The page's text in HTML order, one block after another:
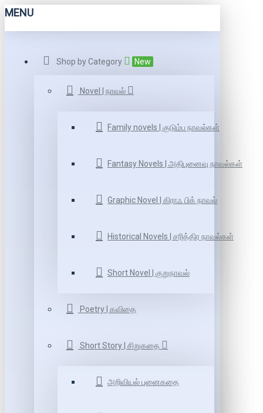
MENU
Shop by Category New
Novel | நாவல்
Family novels | குடும்ப நாவல்கள்
Fantasy Novels | அதிபுனைவு நாவல்கள்
Graphic Novel | கிராஃ பிக் நாவல்
Historical Novels | சரித்திர நாவல்கள்
Short Novel | குறுநாவல்
Poetry | கவிதை
Short Story | சிறுகதை
அறிவியல் புனைகதை